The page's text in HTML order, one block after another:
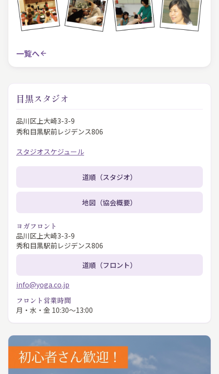
一覧へ
目黒スタジオ
品川区上大崎3-3-9
秀和目黒駅前レジデンス806
スタジオスケジュール
道順（スタジオ）
地図（協会概要）
ヨガフロント
品川区上大崎3-3-9
秀和目黒駅前レジデンス806
道順（フロント）
info@yoga.co.jp
フロント営業時間
月・水・金 10:30〜13:00